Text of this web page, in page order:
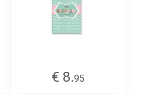
€ 8.95